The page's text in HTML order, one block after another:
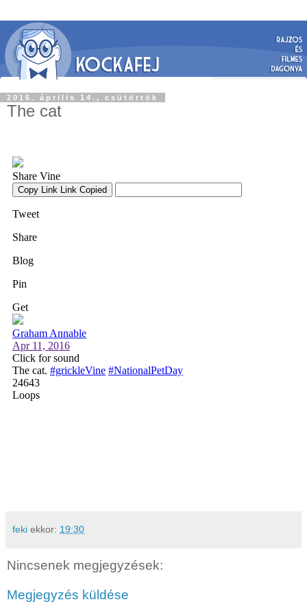
2016. április 14., csütörtök
The cat
feki ekkor: 19:30
Nincsenek megjegyzések:
Megjegyzés küldése